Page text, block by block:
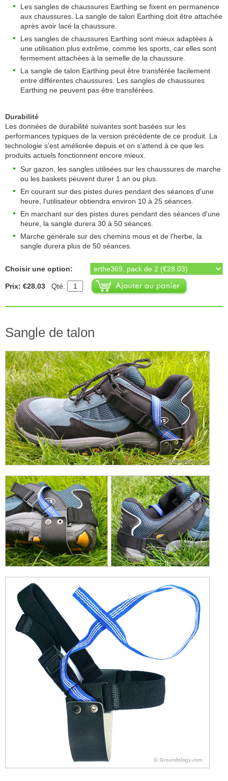
Les sangles de chaussures Earthing se fixent en permanence
aux chaussures. La sangle de talon Earthing doit être attachée
après avoir lacé la chaussure.
Les sangles de chaussures Earthing sont mieux adaptées à
une utilisation plus extrême, comme les sports, car elles sont
fermement attachées à la semelle de la chaussure.
La sangle de talon Earthing peut être transférée facilement
entre différentes chaussures. Les sangles de chaussures
Earthing ne peuvent pas être transférées.
Durabilité
Les données de durabilité suivantes sont basées sur les
performances typiques de la version précédente de ce produit. La
technologie s'est améliorée depuis et on s'attend à ce que les
produits actuels fonctionnent encore mieux.
Sur gazon, les sangles utilisées sur les chaussures de marche
ou les baskets peuvent durer 1 an ou plus.
En courant sur des pistes dures pendant des séances d'une
heure, l'utilisateur obtiendra environ 10 à 25 séances.
En marchant sur des pistes dures pendant des séances d'une
heure, la sangle durera 30 à 50 séances.
Marche générale sur des chemins mous et de l'herbe, la
sangle durera plus de 50 séances.
Choisir une option:
Prix: €28.03 Qté:
Sangle de talon